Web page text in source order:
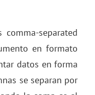
separated
en formato
datos en forma
se separan por